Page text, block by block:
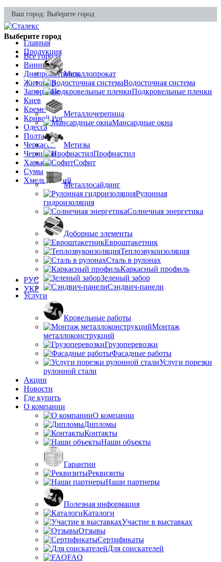
Ваш город: Выберите город
Выберите город
Все города
Винница
Днепропетровск
Житомир
Запорожье
Киев
Кременчуг
Кривой Рог
Одесса
Полтава
Черкассы
Чернигов
Харьков
Сумы
Хмельницкий
РУС
УКР
Главная
Продукция
Металлопрокат
Водосточная система
Подкровельные пленки
Металлочерепица
Мансардные окна
Метизы
Профнастил
Софит
Металлосайдинг
Рулонная
гидроизоляция
Солнечная энергетика
Доборные элементы
Евроштакетник
Теплозвукоизоляция
Сталь в рулонах
Каркасный профиль
Зеленый забор
Сэндвич-панели
Услуги
Кровельные работы
Монтаж
металлоконструкций
Грузоперевозки
Фасадные работы
Услуги порезки
рулонной стали
Акции
Новости
Где купить
О компании
О компании
Дипломы
Контакты
Наши объекты
Гарантии
Реквизиты
Наши партнеры
Полезная информация
Каталоги
Участие в выставках
Отзывы
Сертификаты
Для соискателей
FAQ